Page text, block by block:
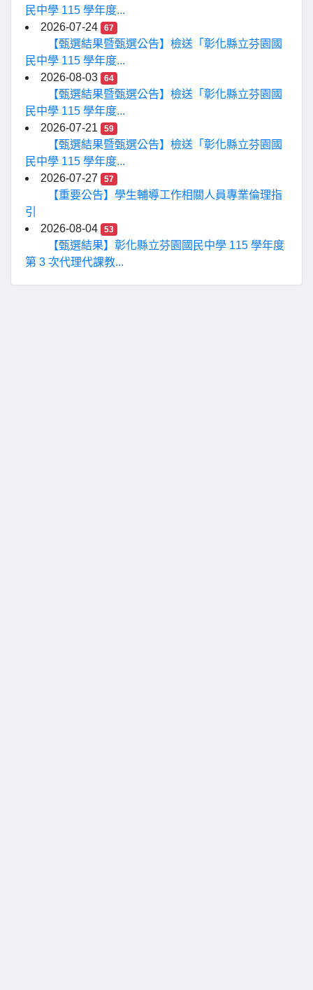
民中學 115 學年度...
2026-07-24
67
【甄選結果暨甄選公告】檢送「彰化縣立芬園國
民中學 115 學年度...
2026-08-03
64
【甄選結果暨甄選公告】檢送「彰化縣立芬園國
民中學 115 學年度...
2026-07-21
59
【甄選結果暨甄選公告】檢送「彰化縣立芬園國
民中學 115 學年度...
2026-07-27
57
【重要公告】學生輔導工作相關人員專業倫理指
引
2026-08-04
53
【甄選結果】彰化縣立芬園國民中學 115 學年度
第 3 次代理代課教...